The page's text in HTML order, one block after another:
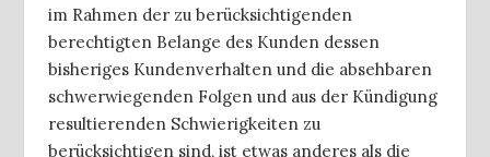
im Rahmen der zu berücksichtigenden
berechtigten Belange des Kunden dessen
bisheriges Kundenverhalten und die absehbaren
schwerwiegenden Folgen und aus der Kündigung
resultierenden Schwierigkeiten zu
berücksichtigen sind, ist etwas anderes als die